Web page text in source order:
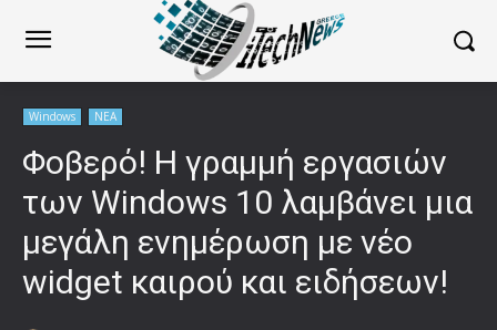
Windows ΝΕΑ
Φοβερό! Η γραμμή εργασιών
των Windows 10 λαμβάνει μια
μεγάλη ενημέρωση με νέο
widget καιρού και ειδήσεων!